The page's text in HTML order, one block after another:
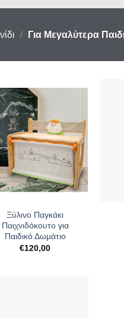
/ Για Μεγαλύτερα
Ξύλινο Παγκάκι
Παιχνιδόκουτο για
Παιδικό Δωμάτιο
€120,00